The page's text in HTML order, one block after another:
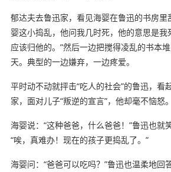
郁达夫去鲁迅家，看见海婴在鲁迅的书房里
婴这小捣乱，他问我几时死，他的意思是
应该归他的。”然后一边把搅得凌乱的书本
天。典型的一边嫌弃，一边疼爱。
平时动不动就抨击“吃人的社会”的鲁迅，看
家，面对儿子“叛逆的宣言”，他却毫不恼怒。
海婴说：“这种爸爸，什么爸爸！”鲁迅也就
“唉，真难办！现在的孩子更捣乱了。”
海婴问：“爸爸可以吃吗？”鲁迅也温柔地回